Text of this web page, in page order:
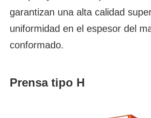
garantizan una alta calidad
uniformidad en el espesor del
conformado.
Prensa tipo H